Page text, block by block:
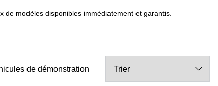
de modèles disponibles immédiatement et garantis.
de démonstration